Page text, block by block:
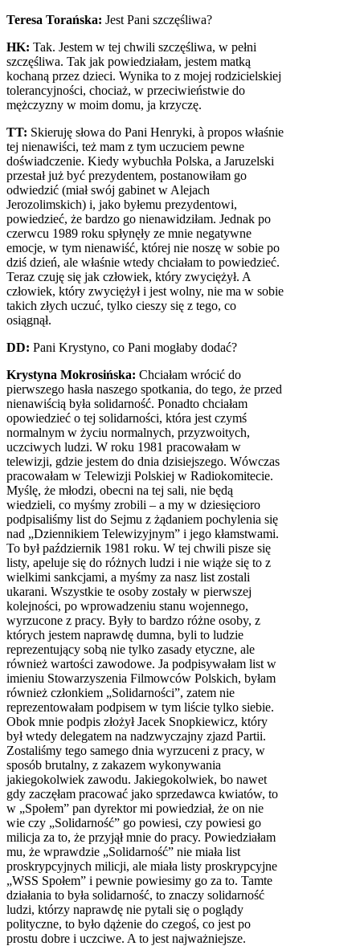
Teresa Torańska: Jest Pani szczęśliwa?
HK: Tak. Jestem w tej chwili szczęśliwa, w pełni
szczęśliwa. Tak jak powiedziałam, jestem matką
kochaną przez dzieci. Wynika to z mojej rodzicielskiej
tolerancyjności, chociaż, w przeciwieństwie do
mężczyzny w moim domu, ja krzyczę.
TT: Skieruję słowa do Pani Henryki, à propos właśnie
tej nienawiści, też mam z tym uczuciem pewne
doświadczenie. Kiedy wybuchła Polska, a Jaruzelski
przestał już być prezydentem, postanowiłam go
odwiedzić (miał swój gabinet w Alejach
Jerozolimskich) i, jako byłemu prezydentowi,
powiedzieć, że bardzo go nienawidziłam. Jednak po
czerwcu 1989 roku spłynęły ze mnie negatywne
emocje, w tym nienawiść, której nie noszę w sobie po
dziś dzień, ale właśnie wtedy chciałam to powiedzieć.
Teraz czuję się jak człowiek, który zwyciężył. A
człowiek, który zwyciężył i jest wolny, nie ma w sobie
takich złych uczuć, tylko cieszy się z tego, co
osiągnął.
DD: Pani Krystyno, co Pani mogłaby dodać?
Krystyna Mokrosińska: Chciałam wrócić do
pierwszego hasła naszego spotkania, do tego, że przed
nienawiścią była solidarność. Ponadto chciałam
opowiedzieć o tej solidarności, która jest czymś
normalnym w życiu normalnych, przyzwoitych,
uczciwych ludzi. W roku 1981 pracowałam w
telewizji, gdzie jestem do dnia dzisiejszego. Wówczas
pracowałam w Telewizji Polskiej w Radiokomitecie.
Myślę, że młodzi, obecni na tej sali, nie będą
wiedzieli, co myśmy zrobili – a my w dziesięcioro
podpisaliśmy list do Sejmu z żądaniem pochylenia się
nad „Dziennikiem Telewizyjnym” i jego kłamstwami.
To był październik 1981 roku. W tej chwili pisze się
listy, apeluje się do różnych ludzi i nie wiąże się to z
wielkimi sankcjami, a myśmy za nasz list zostali
ukarani. Wszystkie te osoby zostały w pierwszej
kolejności, po wprowadzeniu stanu wojennego,
wyrzucone z pracy. Były to bardzo różne osoby, z
których jestem naprawdę dumna, byli to ludzie
reprezentujący sobą nie tylko zasady etyczne, ale
również wartości zawodowe. Ja podpisywałam list w
imieniu Stowarzyszenia Filmowców Polskich, byłam
również członkiem „Solidarności”, zatem nie
reprezentowałam podpisem w tym liście tylko siebie.
Obok mnie podpis złożył Jacek Snopkiewicz, który
był wtedy delegatem na nadzwyczajny zjazd Partii.
Zostaliśmy tego samego dnia wyrzuceni z pracy, w
sposób brutalny, z zakazem wykonywania
jakiegokolwiek zawodu. Jakiegokolwiek, bo nawet
gdy zaczęłam pracować jako sprzedawca kwiatów, to
w „Społem” pan dyrektor mi powiedział, że on nie
wie czy „Solidarność” go powiesi, czy powiesi go
milicja za to, że przyjął mnie do pracy. Powiedziałam
mu, że wprawdzie „Solidarność” nie miała list
proskrypcyjnych milicji, ale miała listy proskrypcyjne
„WSS Społem” i pewnie powiesimy go za to. Tamte
działania to była solidarność, to znaczy solidarność
ludzi, którzy naprawdę nie pytali się o poglądy
polityczne, to było dążenie do czegoś, co jest po
prostu dobre i uczciwe. A to jest najważniejsze.